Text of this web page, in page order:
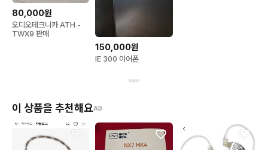
80,000원
오디오테크니카 ATH -
TWX9 판매
150,000원
IE 300 이어폰
이 상품을 추천해요AD